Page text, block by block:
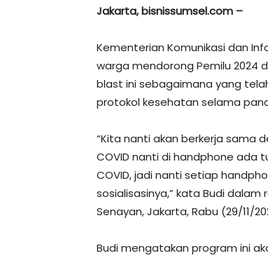
Jakarta, bisnissumsel.com –
Kementerian Komunikasi dan
warga mendorong Pemilu 2024
blast ini sebagaimana yang
protokol kesehatan selama
“Kita nanti akan berkerja sama
COVID nanti di handphone ada
COVID, jadi nanti setiap
sosialisasinya,” kata Budi dalam
Senayan, Jakarta, Rabu (29/11/
Budi mengatakan program ini